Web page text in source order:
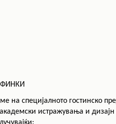
ФИНКИ Е МОЈ
ИЗБОР
СТУДЕНТСКИ
ФИНКИ
на специјалното гостинско
истражувања и